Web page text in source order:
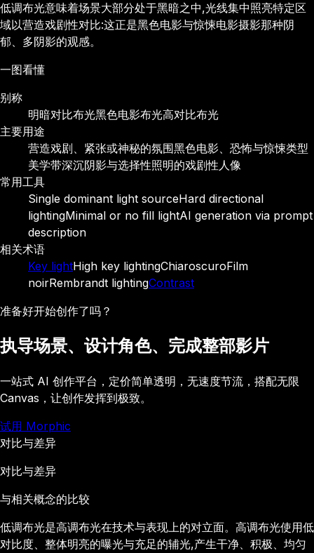
低调布光意味着场景大部分处于黑暗之中,光线集中照亮特定区
域以营造戏剧性对比:这正是黑色电影与惊悚电影摄影那种阴
郁、多阴影的观感。
一图看懂
别称
明暗对比布光黑色电影布光高对比布光
主要用途
营造戏剧、紧张或神秘的氛围黑色电影、恐怖与惊悚类型
美学带深沉阴影与选择性照明的戏剧性人像
常用工具
Single dominant light sourceHard directional
lightingMinimal or no fill lightAI generation via prompt
description
相关术语
Key lightHigh key lightingChiaroscuroFilm
noirRembrandt lightingContrast
准备好开始创作了吗？
执导场景、设计角色、完成整部影片
一站式 AI 创作平台，定价简单透明，无速度节流，搭配无限
Canvas，让创作发挥到极致。
试用 Morphic
对比与差异
对比与差异
与相关概念的比较
低调布光是高调布光在技术与表现上的对立面。高调布光使用低
对比度、整体明亮的曝光与充足的辅光,产生干净、积极、均匀